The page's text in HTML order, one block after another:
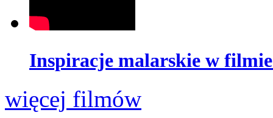
Inspiracje malarskie w
więcej filmów